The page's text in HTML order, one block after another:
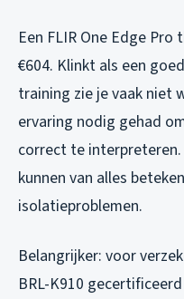
Een FLIR One Edge
€604. Klinkt als een
training zie je vaak niet
ervaring nodig gehad
correct te
kunnen van alles
isolatieproblemen.
Belangrijker: voor
BRL-K910